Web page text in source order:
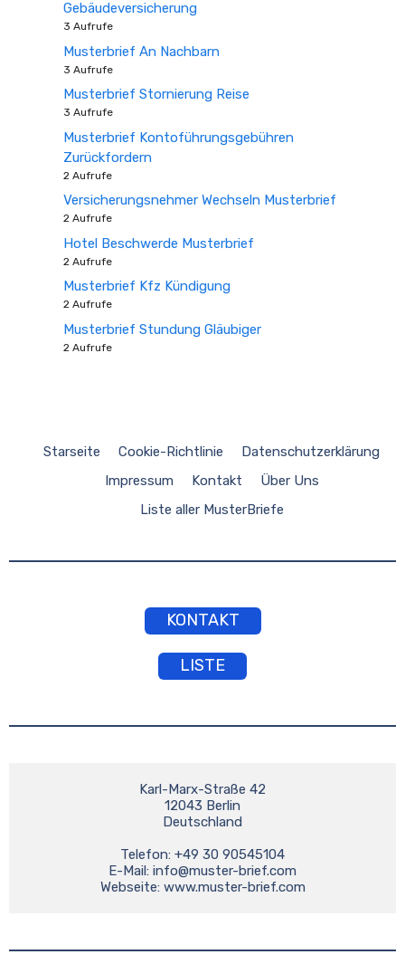
Gebäudeversicherung
3 Aufrufe
Musterbrief An Nachbarn
3 Aufrufe
Musterbrief Stornierung Reise
3 Aufrufe
Musterbrief Kontoführungsgebühren
Zurückfordern
2 Aufrufe
Versicherungsnehmer Wechseln Musterbrief
2 Aufrufe
Hotel Beschwerde Musterbrief
2 Aufrufe
Musterbrief Kfz Kündigung
2 Aufrufe
Musterbrief Stundung Gläubiger
2 Aufrufe
Starseite Cookie-Richtlinie
Datenschutzerklärung
Impressum
Kontakt
Über Uns
Liste aller MusterBriefe
KONTAKT
LISTE
Karl-Marx-Straße 42
12043 Berlin
Deutschland
Telefon: +49 30 90545104
E-Mail: info@muster-brief.com